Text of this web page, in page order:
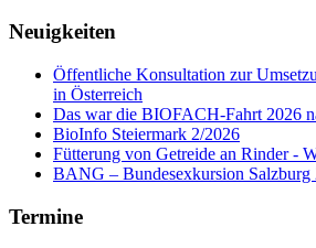
Neuigkeiten
Öffentliche Konsultation zur
in Österreich
Das war die BIOFACH-Fahrt 2026
BioInfo Steiermark 2/2026
Fütterung von Getreide an Rinder -
BANG – Bundesexkursion Salzburg
Termine